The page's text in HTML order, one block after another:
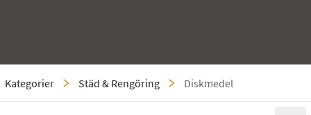
Kategorier Städ & Rengöring Diskmedel